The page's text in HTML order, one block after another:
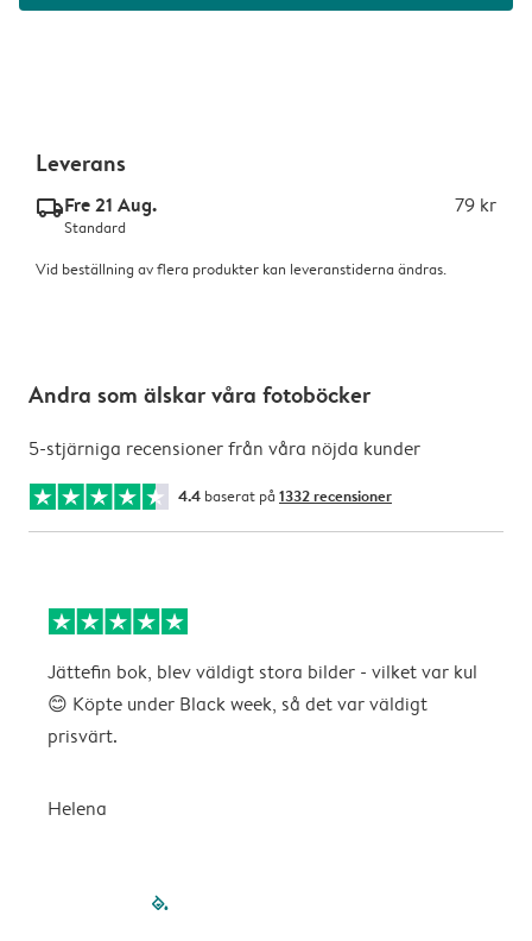
Leverans
delivery_standard_v2Fre 21 Aug. 79 kr
Standard
Vid beställning av flera produkter kan leveranstiderna ändras.
Andra som älskar våra fotoböcker
5-stjärniga recensioner från våra nöjda kunder
4.4 baserat på 1332 recensioner
Jättefin bok, blev väldigt stora bilder - vilket var kul
😊 Köpte under Black week, så det var väldigt
prisvärt.
Helena
filled-pagination